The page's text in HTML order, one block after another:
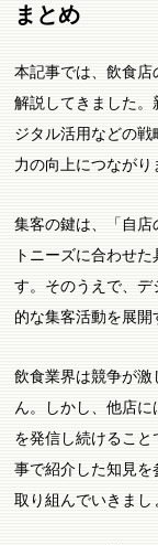
まとめ
本記事では、飲食
解説してきました
ジタル活用などの
力の向上につながり
集客の鍵は、「自
トニーズに合わせ
す。そのうえで、
的な集客活動を展開
飲食業界は競争が
ん。しかし、他店
を発信し続けるこ
事で紹介した知見
取り組んでいきまし